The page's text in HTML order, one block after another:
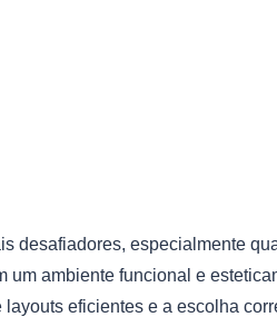
desafiadores, especialmente
um ambiente funcional e
eficientes e a escolha